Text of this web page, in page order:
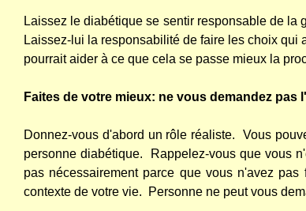
Laissez le diabétique se sentir responsable de
Laissez-lui la responsabilité de faire les choix
pourrait aider à ce que cela se passe mieux la
Faites de votre mieux: ne vous demandez pas
Donnez-vous d'abord un rôle réaliste.
Vous
personne diabétique.
Rappelez-vous que vous
pas nécessairement parce que vous n'avez
contexte de votre vie.
Personne ne peut vous